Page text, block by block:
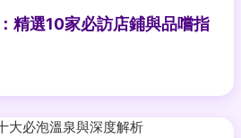
精選10家必訪店鋪與品嚐指